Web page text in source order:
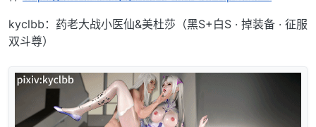
kyclbb：药老大战小医仙&美杜莎（黑S+白S · 掉装备 · 征服
双斗尊）